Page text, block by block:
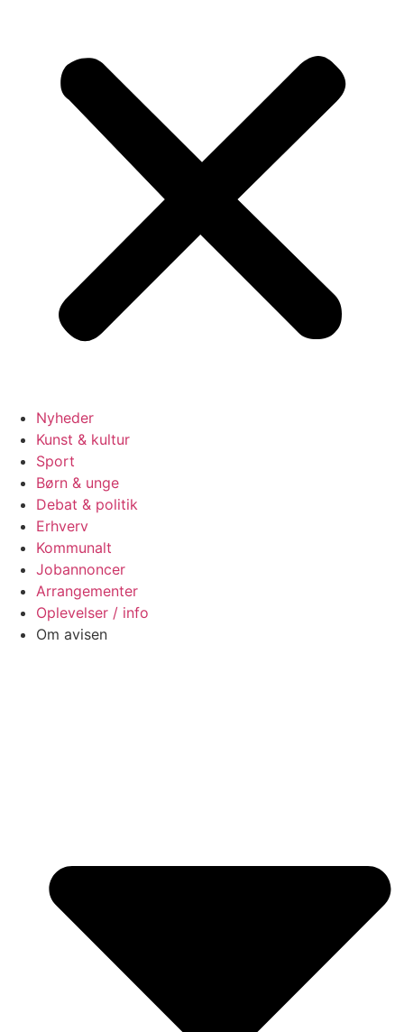
Nyheder
Kunst & kultur
Sport
Børn & unge
Debat & politik
Erhverv
Kommunalt
Jobannoncer
Arrangementer
Oplevelser / info
Om avisen